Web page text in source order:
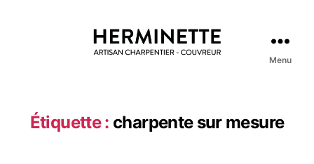
Menu
Étiquette : charpente sur mesure